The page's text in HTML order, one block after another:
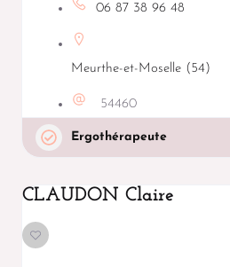
06 87 38 96 48
Meurthe-et-Moselle (54)
54460
Ergothérapeute
CLAUDON Claire